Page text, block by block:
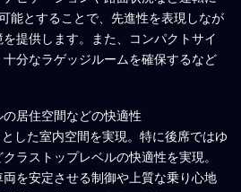
能とすることで、先進性を表現しなが
提供します。また、コンパクトサイ
分なラゲッジルームを確保するなど
の居住空間などの快適性
した室内空間を実現。特に後席ではゆ
ラストップレベルの快適性を実現。
を安定させる制御や上質な乗り心地